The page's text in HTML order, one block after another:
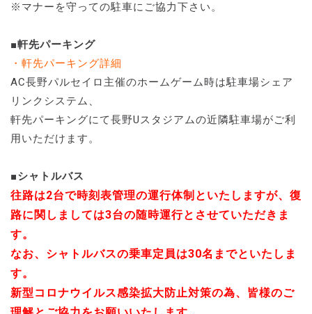
※マナーを守っての駐車にご協力下さい。
■軒先パーキング
・軒先パーキング詳細
AC長野パルセイロ主催のホームゲーム時は駐車場シェア
リンクシステム、
軒先パーキングにて長野Uスタジアムの近隣駐車場がご利
用いただけます。
■シャトルバス
往路は2台で時刻表管理の運行体制といたしますが、復
路に関しましては3台の随時運行とさせていただきま
す。
なお、シャトルバスの乗車定員は30名までといたしま
す。
新型コロナウイルス感染拡大防止対策の為、皆様のご